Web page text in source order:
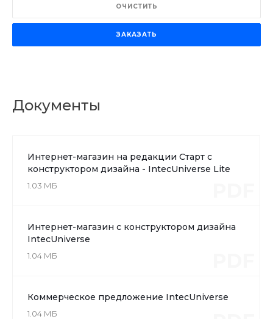
ОЧИСТИТЬ
ЗАКАЗАТЬ
Документы
Интернет-магазин на редакции Старт с
конструктором дизайна - IntecUniverse Lite
1.03 МБ
Интернет-магазин с конструктором дизайна
IntecUniverse
1.04 МБ
Коммерческое предложение IntecUniverse
1.04 МБ